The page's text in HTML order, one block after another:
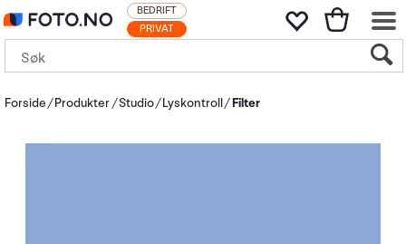
PRIVAT
BEDRIFT
Forside Produkter Studio Lyskontroll Filter